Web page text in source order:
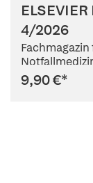
4/2026
9,90 €*